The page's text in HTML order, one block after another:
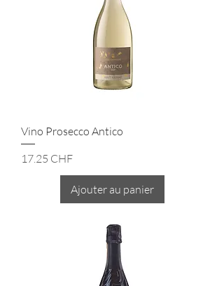
Vino Prosecco Antico
Prix
17.25 CHF
Ajouter au panier